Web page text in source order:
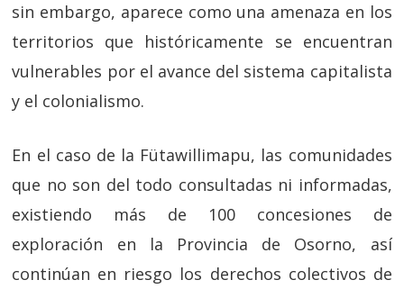
sin embargo, aparece como una amenaza en los
territorios que históricamente se encuentran
vulnerables por el avance del sistema capitalista
y el colonialismo.
En el caso de la Fütawillimapu, las comunidades
que no son del todo consultadas ni informadas,
existiendo más de 100 concesiones de
exploración en la Provincia de Osorno, así
continúan en riesgo los derechos colectivos de